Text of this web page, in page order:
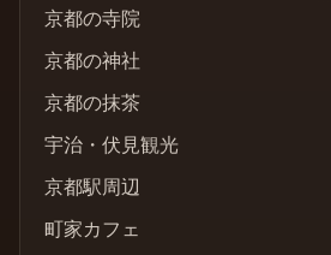
京都の寺院
京都の神社
京都の抹茶
宇治・伏見観光
京都駅周辺
町家カフェ